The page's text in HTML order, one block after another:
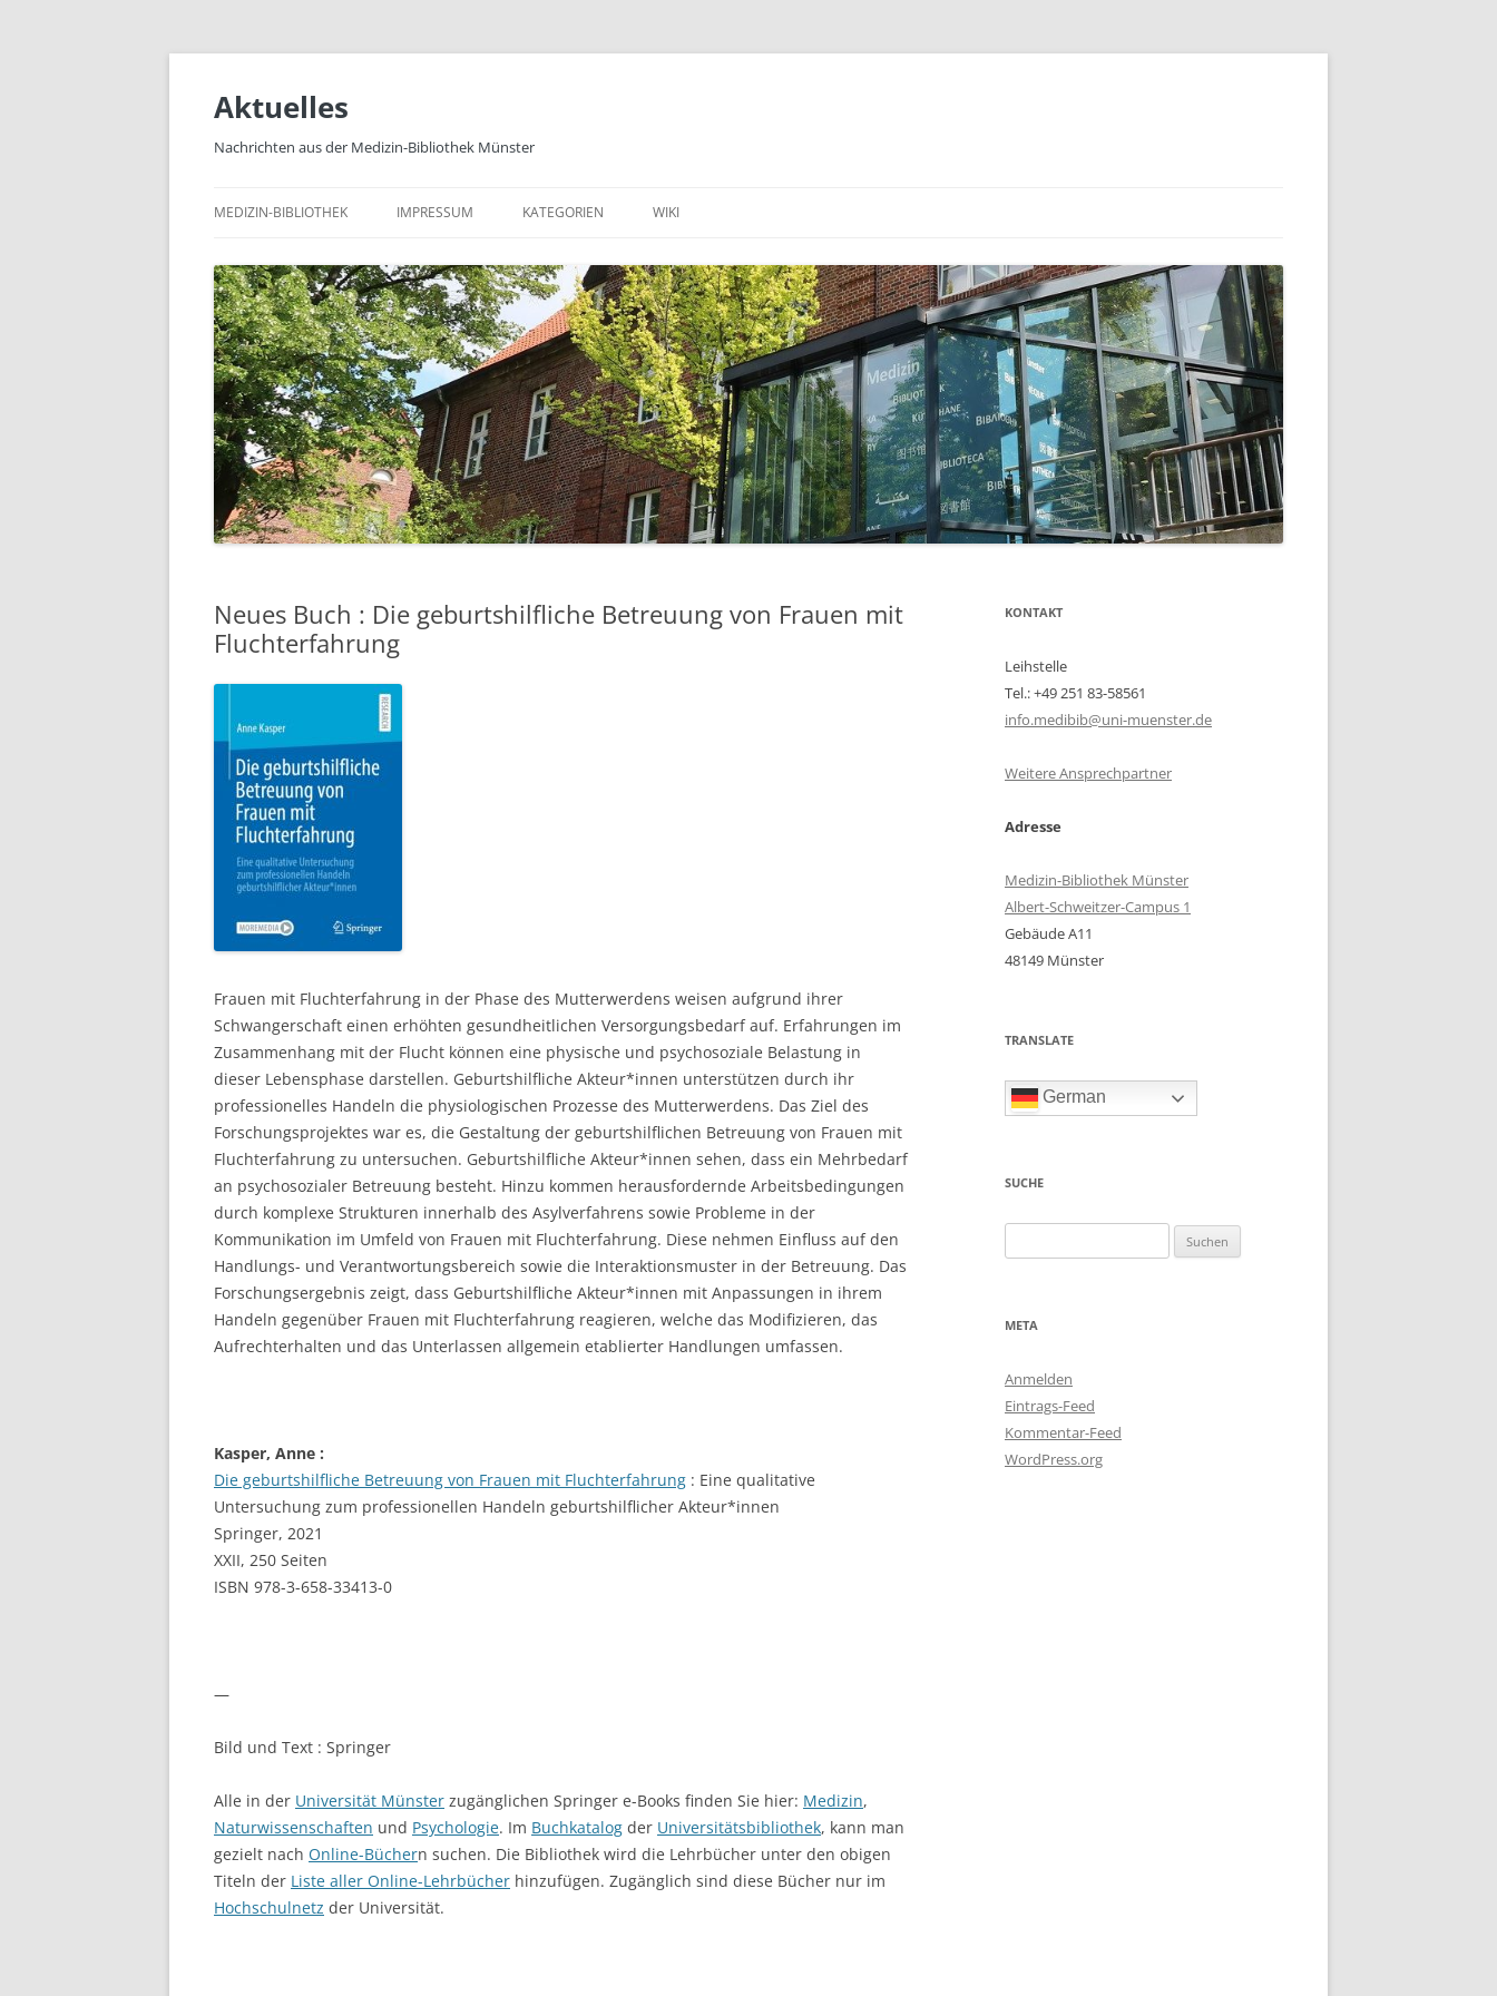
Zum
springen
Aktuelles
Nachrichten aus der Medizin-Bibliothek Münster
MEDIZIN-BIBLIOTHEK IMPRESSUM KATEGORIEN
BIBLIOTHEK
E-BOOKS
DATENBANKEN
MEDIZIN
TABLETS & SMARTPHONE
STUDIERENDE
ULB
WIKI
Neues Buch : Die geburtshilfliche Betreuung von Frauen mit
Fluchterfahrung
Frauen mit Fluchterfahrung in der Phase des Mutterwerdens weisen aufgrund ihrer
Schwangerschaft einen erhöhten gesundheitlichen Versorgungsbedarf auf. Erfahrungen im
Zusammenhang mit der Flucht können eine physische und psychosoziale Belastung in
dieser Lebensphase darstellen. Geburtshilfliche Akteur*innen unterstützen durch ihr
professionelles Handeln die physiologischen Prozesse des Mutterwerdens. Das Ziel des
Forschungsprojektes war es, die Gestaltung der geburtshilflichen Betreuung von Frauen mit
Fluchterfahrung zu untersuchen. Geburtshilfliche Akteur*innen sehen, dass ein Mehrbedarf
an psychosozialer Betreuung besteht. Hinzu kommen herausfordernde Arbeitsbedingungen
durch komplexe Strukturen innerhalb des Asylverfahrens sowie Probleme in der
Kommunikation im Umfeld von Frauen mit Fluchterfahrung. Diese nehmen Einfluss auf den
Handlungs- und Verantwortungsbereich sowie die Interaktionsmuster in der Betreuung. Das
Forschungsergebnis zeigt, dass Geburtshilfliche Akteur*innen mit Anpassungen in ihrem
Handeln gegenüber Frauen mit Fluchterfahrung reagieren, welche das Modifizieren, das
Aufrechterhalten und das Unterlassen allgemein etablierter Handlungen umfassen.
Kasper, Anne :
Die geburtshilfliche Betreuung von Frauen mit Fluchterfahrung : Eine qualitative
Untersuchung zum professionellen Handeln geburtshilflicher Akteur*innen
Springer, 2021
XXII, 250 Seiten
ISBN 978-3-658-33413-0
—
Bild und Text : Springer
Alle in der Universität Münster zugänglichen Springer e-Books finden Sie hier: Medizin,
Naturwissenschaften und Psychologie. Im Buchkatalog der Universitätsbibliothek, kann man
gezielt nach Online-Büchern suchen. Die Bibliothek wird die Lehrbücher unter den obigen
Titeln der Liste aller Online-Lehrbücher hinzufügen. Zugänglich sind diese Bücher nur im
Hochschulnetz der Universität.
KONTAKT
Leihstelle
Tel.: +49 251 83-58561
info.medibib@uni-muenster.de
Weitere Ansprechpartner
Adresse
Medizin-Bibliothek Münster
Albert-Schweitzer-Campus 1
Gebäude A11
48149 Münster
TRANSLATE
German
SUCHE
nach:
META
Anmelden
Eintrags-Feed
Kommentar-Feed
WordPress.org